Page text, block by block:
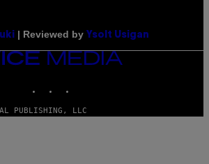
| Reviewed by Ysolt Usigan
PUBLISHING, LLC